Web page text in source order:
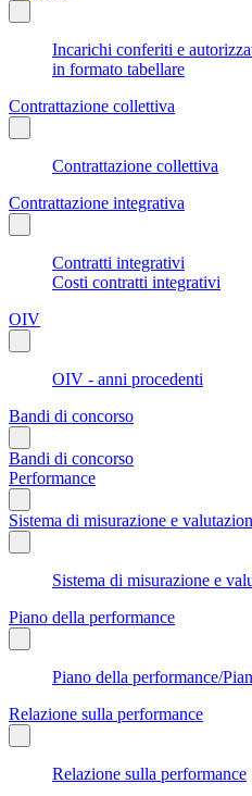
Incarichi conferiti e
in formato tabellare
Contrattazione collettiva
Contrattazione collettiva
Contrattazione integrativa
Contratti integrativi
Costi contratti integrativi
OIV
OIV - anni procedenti
Bandi di concorso
Bandi di concorso
Performance
Sistema di misurazione e
Sistema di misurazione e
Piano della performance
Piano della performance/
Relazione sulla performance
Relazione sulla performance